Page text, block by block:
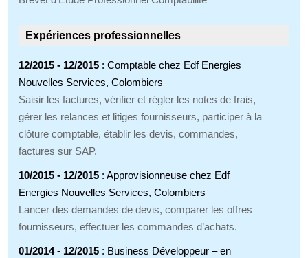
Expériences professionnelles
12/2015 - 12/2015 : Comptable chez Edf Energies
Nouvelles Services, Colombiers
Saisir les factures, vérifier et régler les notes de frais,
gérer les relances et litiges fournisseurs, participer à la
clôture comptable, établir les devis, commandes,
factures sur SAP.
10/2015 - 12/2015 : Approvisionneuse chez Edf
Energies Nouvelles Services, Colombiers
Lancer des demandes de devis, comparer les offres
fournisseurs, effectuer les commandes d’achats.
01/2014 - 12/2015 : Business Développeur – en